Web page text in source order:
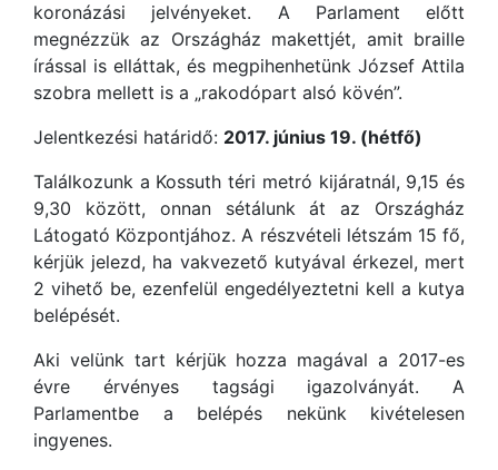
koronázási jelvényeket. A Parlament előtt
megnézzük az Országház makettjét, amit braille
írással is elláttak, és megpihenhetünk József Attila
szobra mellett is a „rakodópart alsó kövén”.
Jelentkezési határidő: 2017. június 19. (hétfő)
Találkozunk a Kossuth téri metró kijáratnál, 9,15 és
9,30 között, onnan sétálunk át az Országház
Látogató Központjához. A részvételi létszám 15 fő,
kérjük jelezd, ha vakvezető kutyával érkezel, mert
2 vihető be, ezenfelül engedélyeztetni kell a kutya
belépését.
Aki velünk tart kérjük hozza magával a 2017-es
évre érvényes tagsági igazolványát. A
Parlamentbe a belépés nekünk kivételesen
ingyenes.